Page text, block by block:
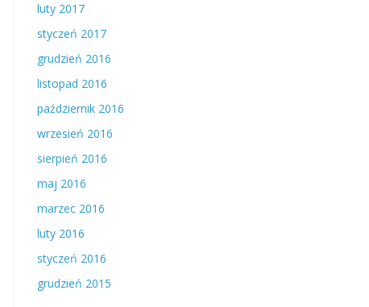
luty 2017
styczeń 2017
grudzień 2016
listopad 2016
październik 2016
wrzesień 2016
sierpień 2016
maj 2016
marzec 2016
luty 2016
styczeń 2016
grudzień 2015